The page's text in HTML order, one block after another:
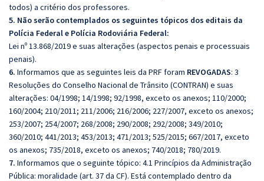
todos) a critério dos professores.
5. Não serão contemplados os seguintes tópicos dos editais da
Polícia Federal e Polícia Rodoviária Federal:
Lei nº 13.868/2019 e suas alterações (aspectos penais e processuais
penais).
6. Informamos que as seguintes leis da PRF foram REVOGADAS: 3
Resoluções do Conselho Nacional de Trânsito (CONTRAN) e suas
alterações: 04/1998; 14/1998; 92/1998, exceto os anexos; 110/2000;
160/2004; 210/2011; 211/2006; 216/2006; 227/2007, exceto os anexos;
253/2007; 254/2007; 268/2008; 290/2008; 292/2008; 349/2010;
360/2010; 441/2013; 453/2013; 471/2013; 525/2015; 667/2017, exceto
os anexos; 735/2018, exceto os anexos; 740/2018; 780/2019.
7. Informamos que o seguinte tópico: 4.1 Princípios da Administração
Pública: moralidade (art. 37 da CF). Está contemplado dentro da